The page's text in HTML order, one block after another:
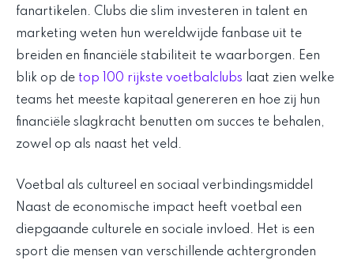
fanartikelen. Clubs die slim investeren in talent en
marketing weten hun wereldwijde fanbase uit te
breiden en financiële stabiliteit te waarborgen. Een
blik op de top 100 rijkste voetbalclubs laat zien welke
teams het meeste kapitaal genereren en hoe zij hun
financiële slagkracht benutten om succes te behalen,
zowel op als naast het veld.
Voetbal als cultureel en sociaal verbindingsmiddel
Naast de economische impact heeft voetbal een
diepgaande culturele en sociale invloed. Het is een
sport die mensen van verschillende achtergronden